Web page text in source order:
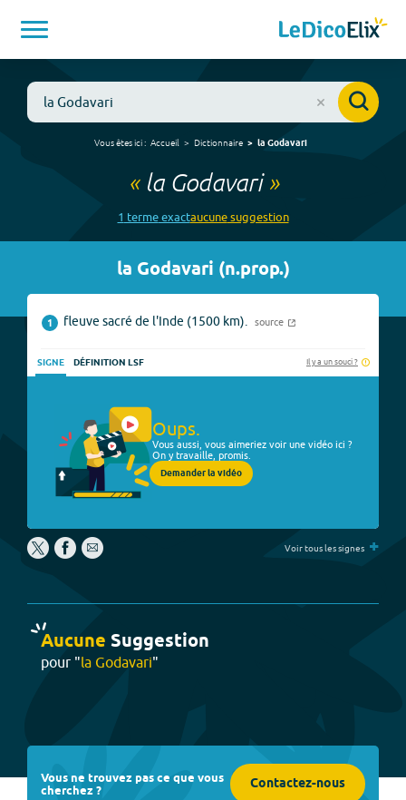
Vous êtes ici : Accueil Dictionnaire la Godavari
« la Godavari»
1 termeexactaucunesuggestion
la Godavari (n.prop.)
1 fleuve sacré de l'Inde (1500 km). source
SIGNE DÉFINITION LSF Il y a un souci ?
Oups.
Vous aussi, vous aimeriez voir une vidéo ici ?
On y travaille, promis.
Demander la vidéo
Voir tous les signes +
Aucune Suggestion
pour "la Godavari"
Vous ne trouvez pas ce que vous
cherchez ? Contactez-nous